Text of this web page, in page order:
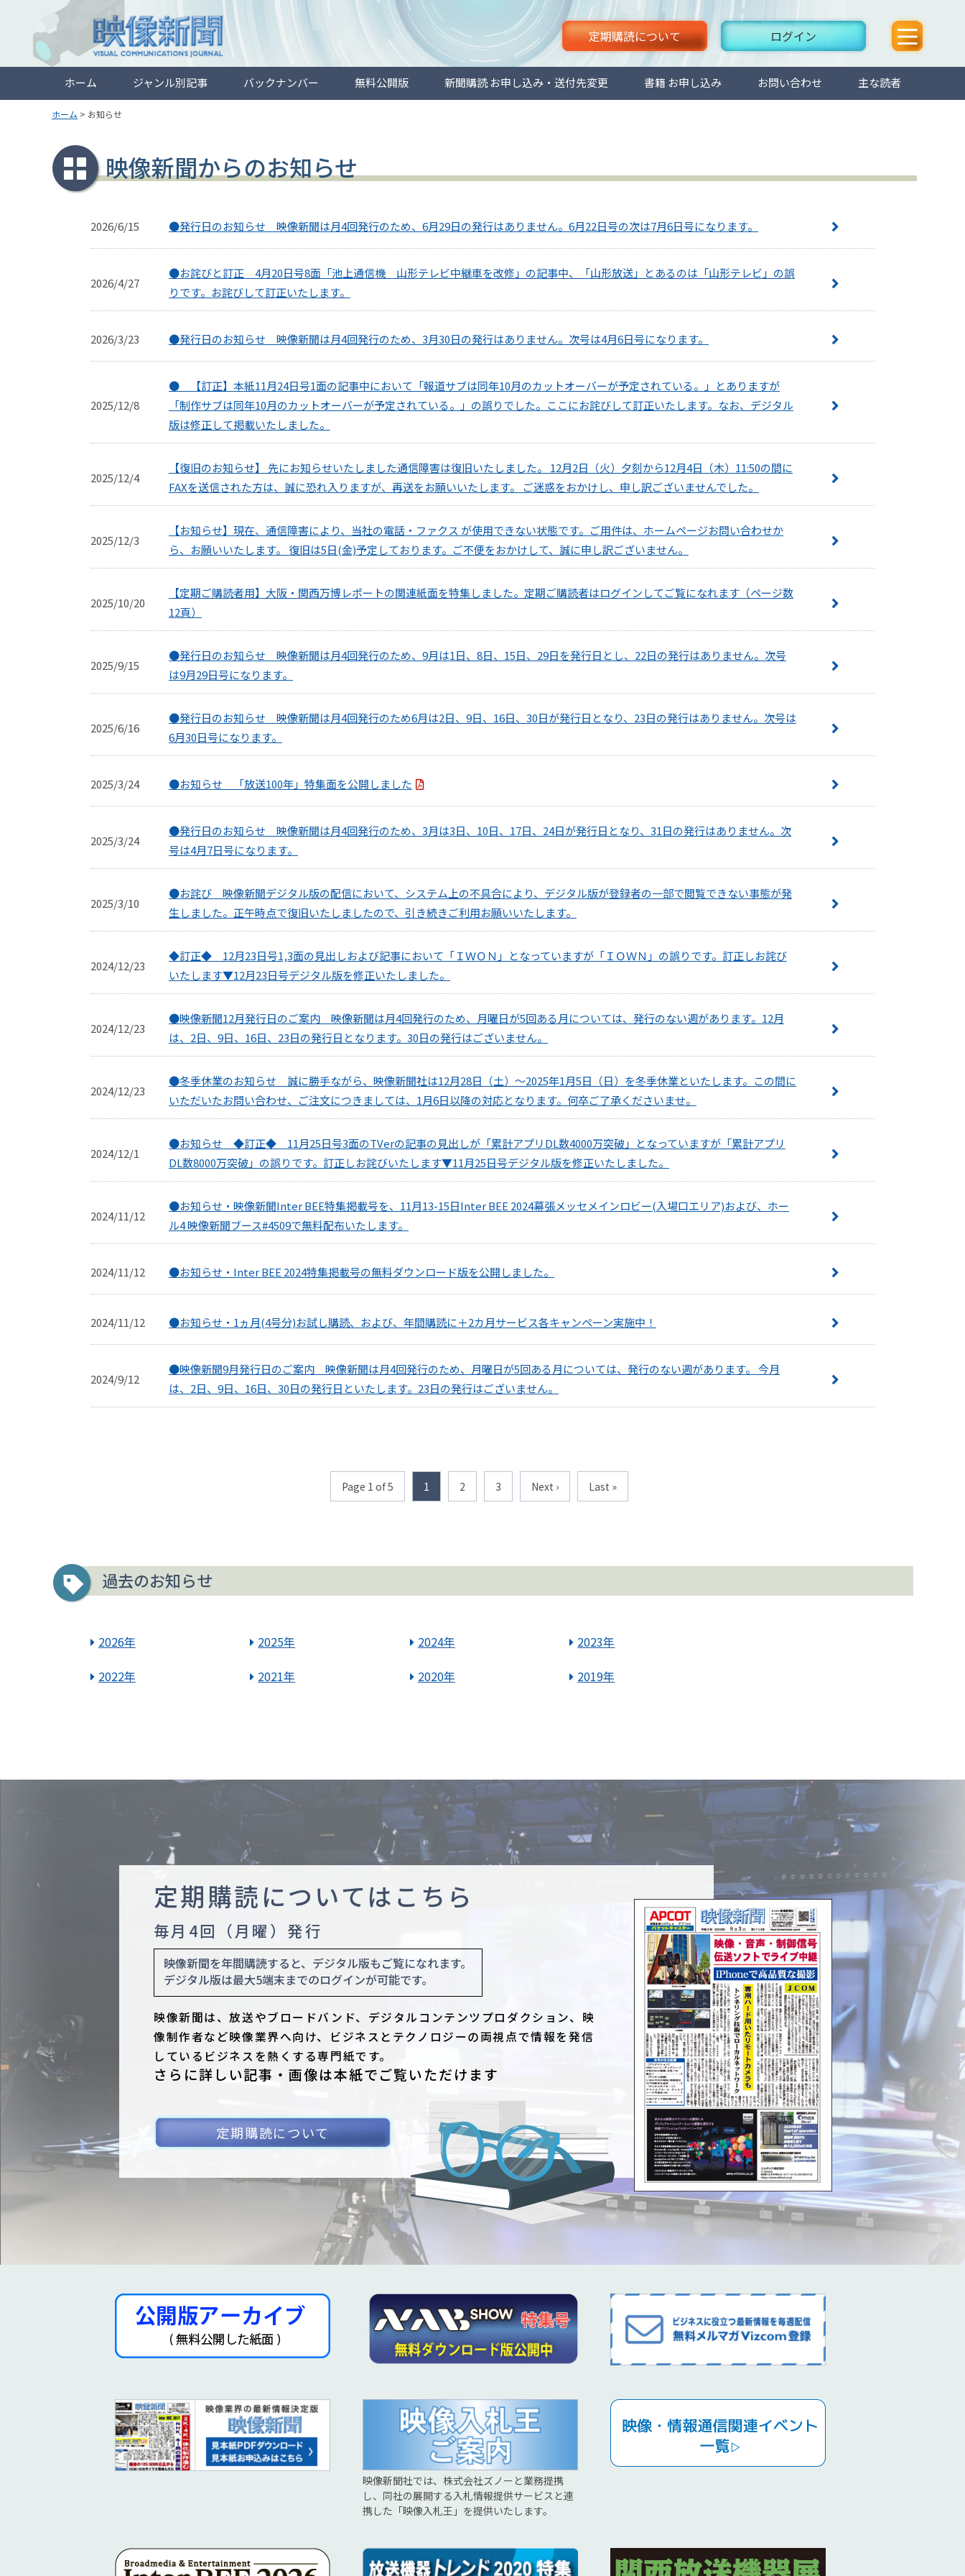
定期購読について ログイン
ホーム ジャンル別記事 バックナンバー 無料公開版 新聞購読 お申し込み・送付先変更 書籍 お申し込み お問い合わせ 主な読者
ホーム > お知らせ
映像新聞からのお知らせ
2026/6/15 ●発行日のお知らせ 映像新聞は月4回発行のため、6月29日の発行はありません。6月22日号の次は7月6日号になります。
2026/4/27
●お詫びと訂正 4月20日号8面「池上通信機 山形テレビ中継車を改修」の記事中、「山形放送」とあるのは「山形テレビ」の誤
りです。お詫びして訂正いたします。
2026/3/23 ●発行日のお知らせ 映像新聞は月4回発行のため、3月30日の発行はありません。次号は4月6日号になります。
2025/12/8
● 【訂正】本紙11月24日号1面の記事中において「報道サブは同年10月のカットオーバーが予定されている。」とありますが
「制作サブは同年10月のカットオーバーが予定されている。」の誤りでした。ここにお詫びして訂正いたします。なお、デジタル
版は修正して掲載いたしました。
2025/12/4
【復旧のお知らせ】 先にお知らせいたしました通信障害は復旧いたしました。 12月2日（火）夕刻から12月4日（木）11:50の間に
FAXを送信された方は、誠に恐れ入りますが、再送をお願いいたします。 ご迷惑をおかけし、申し訳ございませんでした。
2025/12/3
【お知らせ】現在、通信障害により、当社の電話・ファクス が使用できない状態です。ご用件は、ホームページお問い合わせか
ら、お願いいたします。 復旧は5日(金)予定しております。ご不便をおかけして、誠に申し訳ございません。
2025/10/20
【定期ご購読者用】大阪・関西万博レポートの関連紙面を特集しました。定期ご購読者はログインしてご覧になれます（ページ数
12頁）
2025/9/15
●発行日のお知らせ 映像新聞は月4回発行のため、9月は1日、8日、15日、29日を発行日とし、22日の発行はありません。次号
は9月29日号になります。
2025/6/16
●発行日のお知らせ 映像新聞は月4回発行のため6月は2日、9日、16日、30日が発行日となり、23日の発行はありません。次号は
6月30日号になります。
2025/3/24 ●お知らせ 「放送100年」特集面を公開しました
2025/3/24
●発行日のお知らせ 映像新聞は月4回発行のため、3月は3日、10日、17日、24日が発行日となり、31日の発行はありません。次
号は4月7日号になります。
2025/3/10
●お詫び 映像新聞デジタル版の配信において、システム上の不具合により、デジタル版が登録者の一部で閲覧できない事態が発
生しました。正午時点で復旧いたしましたので、引き続きご利用お願いいたします。
2024/12/23
◆訂正◆ 12月23日号1,3面の見出しおよび記事において「ＩＷＯＮ」となっていますが「ＩＯＷＮ」の誤りです。訂正しお詫び
いたします▼12月23日号デジタル版を修正いたしました。
2024/12/23
●映像新聞12月発行日のご案内 映像新聞は月4回発行のため、月曜日が5回ある月については、発行のない週があります。12月
は、2日、9日、16日、23日の発行日となります。30日の発行はございません。
2024/12/23
●冬季休業のお知らせ 誠に勝手ながら、映像新聞社は12月28日（土）～2025年1月5日（日）を冬季休業といたします。この間に
いただいたお問い合わせ、ご注文につきましては、1月6日以降の対応となります。何卒ご了承くださいませ。
2024/12/1
●お知らせ ◆訂正◆ 11月25日号3面のTVerの記事の見出しが「累計アプリDL数4000万突破」となっていますが「累計アプリ
DL数8000万突破」の誤りです。訂正しお詫びいたします▼11月25日号デジタル版を修正いたしました。
2024/11/12
●お知らせ・映像新聞Inter BEE特集掲載号を、11月13-15日Inter BEE 2024幕張メッセメインロビー(入場口エリア)および、ホー
ル4 映像新聞ブース#4509で無料配布いたします。
2024/11/12 ●お知らせ・Inter BEE 2024特集掲載号の無料ダウンロード版を公開しました。
2024/11/12 ●お知らせ・1ヵ月(4号分)お試し購読、および、年間購読に＋2カ月サービス各キャンペーン実施中！
2024/9/12
●映像新聞9月発行日のご案内 映像新聞は月4回発行のため、月曜日が5回ある月については、発行のない週があります。 今月
は、2日、9日、16日、30日の発行日といたします。23日の発行はございません。
Page 1 of 5 1 2 3 Next › Last »
過去のお知らせ
2026年 2025年 2024年
2023年
2022年
2021年 2020年 2019年
定期購読についてはこちら
毎月4回（月曜）発行
映像新聞を年間購読すると、デジタル版もご覧になれます。
デジタル版は最大5端末までのログインが可能です。
映像新聞は、放送やブロードバンド、デジタルコンテンツプロダクション、映
像制作者など映像業界へ向け、ビジネスとテクノロジーの両視点で情報を発信
しているビジネスを熱くする専門紙です。
さらに詳しい記事・画像は本紙でご覧いただけます
定期購読について
映像新聞社では、株式会社ズノーと業務提携
し、同社の展開する入札情報提供サービスと連
携した「映像入札王」を提供いたします。